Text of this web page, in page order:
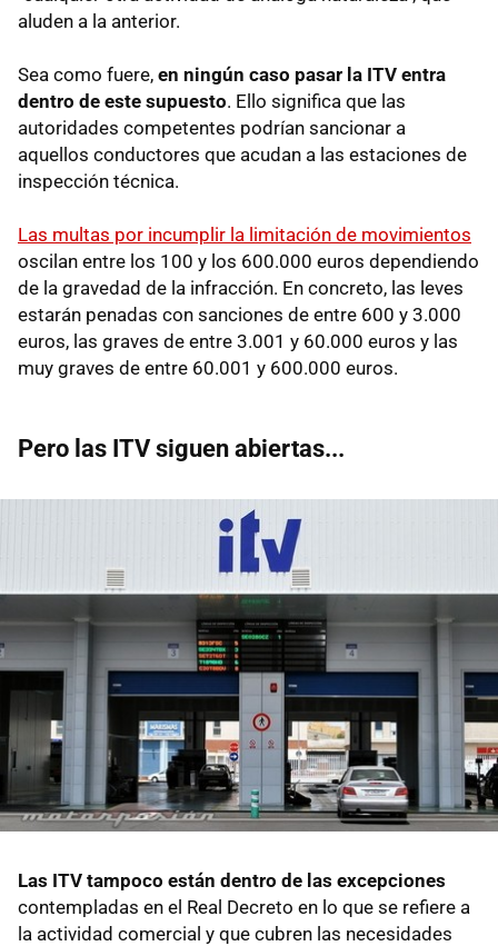
aluden a la anterior.
Sea como fuere, en ningún caso pasar la ITV entra
dentro de este supuesto. Ello significa que las
autoridades competentes podrían sancionar a
aquellos conductores que acudan a las estaciones de
inspección técnica.
Las multas por incumplir la limitación de movimientos
oscilan entre los 100 y los 600.000 euros dependiendo
de la gravedad de la infracción. En concreto, las leves
estarán penadas con sanciones de entre 600 y 3.000
euros, las graves de entre 3.001 y 60.000 euros y las
muy graves de entre 60.001 y 600.000 euros.
Pero las ITV siguen abiertas...
Las ITV tampoco están dentro de las excepciones
contempladas en el Real Decreto en lo que se refiere a
la actividad comercial y que cubren las necesidades